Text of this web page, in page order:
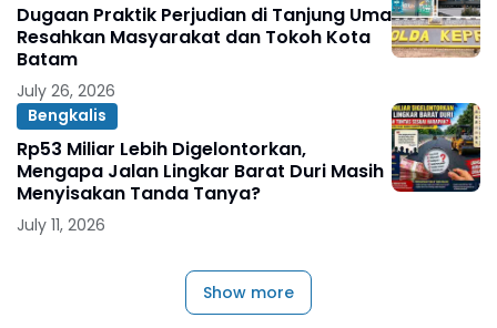
Dugaan Praktik Perjudian di Tanjung Uma
Resahkan Masyarakat dan Tokoh Kota
Batam
July 26, 2026
Bengkalis
Rp53 Miliar Lebih Digelontorkan,
Mengapa Jalan Lingkar Barat Duri Masih
Menyisakan Tanda Tanya?
July 11, 2026
Show more